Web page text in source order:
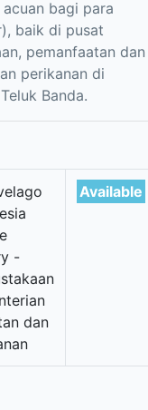
bagi para
baik di pusat
pemanfaatan dan
perikanan di
Banda.
-
dan
Available